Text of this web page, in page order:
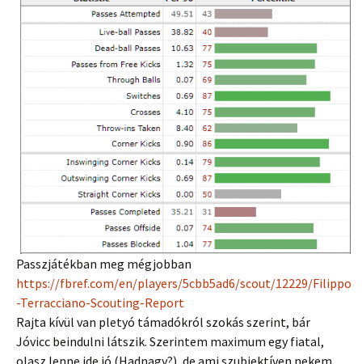
Passzjátékban meg mégjobban
https://fbref.com/en/players/5cbb5ad6/scout/12229/Filippo
-Terracciano-Scouting-Report
Rajta kívül van pletyó támadókról szokás szerint, bár
Jóvicc beindulni látszik. Szerintem maximum egy fiatal,
olasz lenne ide jó (Hadnagy?), de ami szubjektíven nekem